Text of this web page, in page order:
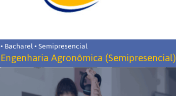
• Bacharel • Semipresencial
Engenharia Agronômica (Semipresencial)